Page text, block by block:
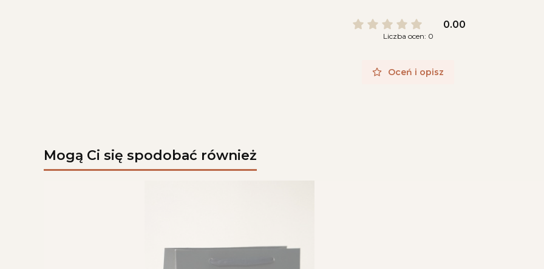
0.00
Liczba ocen: 0
Oceń i opisz
Mogą Ci się spodobać również